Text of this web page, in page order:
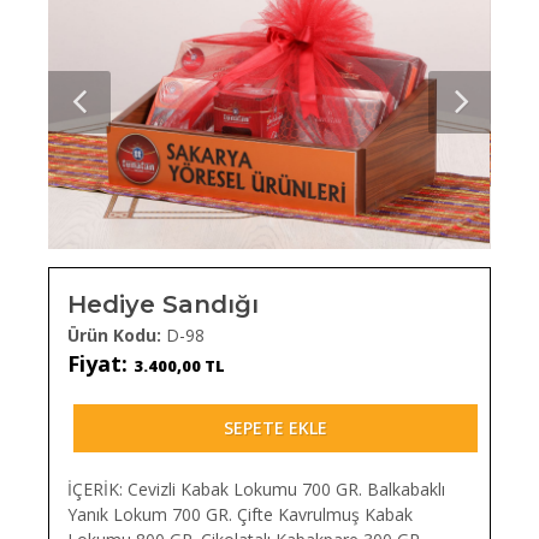
Hediye Sandığı
Ürün Kodu: D-98
Fiyat: 3.400,00 TL
SEPETE EKLE
İÇERİK: Cevizli Kabak Lokumu 700 GR. Balkabaklı
Yanık Lokum 700 GR. Çifte Kavrulmuş Kabak